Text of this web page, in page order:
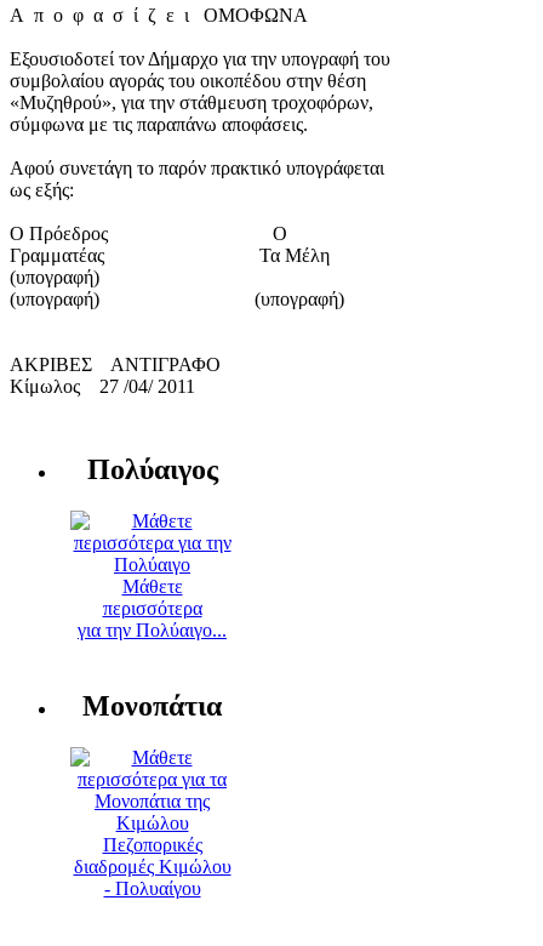
Α π ο φ α σ ί ζ ε ι ΟΜΟΦΩΝΑ
Εξουσιοδοτεί τον Δήμαρχο για την υπογραφή του
συμβολαίου αγοράς του οικοπέδου στην θέση
«Μυζηθρού», για την στάθμευση τροχοφόρων,
σύμφωνα με τις παραπάνω αποφάσεις.
Αφού συνετάγη το παρόν πρακτικό υπογράφεται
ως εξής:
Ο Πρόεδρος Ο
Γραμματέας Τα Μέλη
(υπογραφή)
(υπογραφή) (υπογραφή)
ΑΚΡΙΒΕΣ ΑΝΤΙΓΡΑΦΟ
Κίμωλος 27 /04/ 2011
Πολύαιγος
Μάθετε
περισσότερα
για την Πολύαιγο...
Μονοπάτια
Πεζοπορικές
διαδρομές Κιμώλου
- Πολυαίγου